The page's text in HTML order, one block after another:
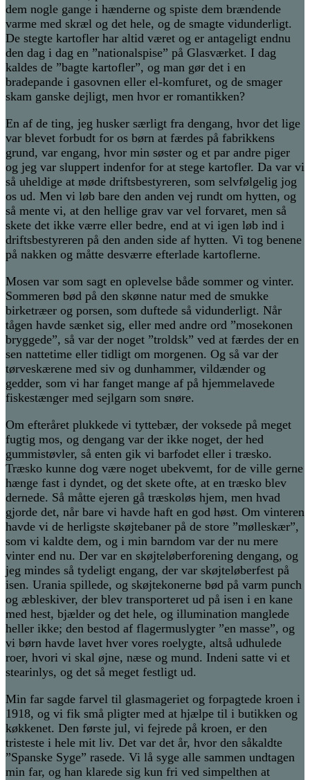
dem nogle gange i hænderne og spiste dem brændende
varme med skræl og det hele, og de smagte vidunderligt.
De stegte kartofler har altid været og er antageligt endnu
den dag i dag en ”nationalspise” på Glasværket. I dag
kaldes de ”bagte kartofler”, og man gør det i en
bradepande i gasovnen eller el-komfuret, og de smager
skam ganske dejligt, men hvor er romantikken?
En af de ting, jeg husker særligt fra dengang, hvor det lige
var blevet forbudt for os børn at færdes på fabrikkens
grund, var engang, hvor min søster og et par andre piger
og jeg var sluppert indenfor for at stege kartofler. Da var vi
så uheldige at møde driftsbestyreren, som selvfølgelig jog
os ud. Men vi løb bare den anden vej rundt om hytten, og
så mente vi, at den hellige grav var vel forvaret, men så
skete det ikke værre eller bedre, end at vi igen løb ind i
driftsbestyreren på den anden side af hytten. Vi tog benene
på nakken og måtte desværre efterlade kartoflerne.
Mosen var som sagt en oplevelse både sommer og vinter.
Sommeren bød på den skønne natur med de smukke
birketræer og porsen, som duftede så vidunderligt. Når
tågen havde sænket sig, eller med andre ord ”mosekonen
bryggede”, så var der noget ”troldsk” ved at færdes der en
sen nattetime eller tidligt om morgenen. Og så var der
tørveskærene med siv og dunhammer, vildænder og
gedder, som vi har fanget mange af på hjemmelavede
fiskestænger med sejlgarn som snøre.
Om efteråret plukkede vi tyttebær, der voksede på meget
fugtig mos, og dengang var der ikke noget, der hed
gummistøvler, så enten gik vi barfodet eller i træsko.
Træsko kunne dog være noget ubekvemt, for de ville gerne
hænge fast i dyndet, og det skete ofte, at en træsko blev
dernede. Så måtte ejeren gå træskoløs hjem, men hvad
gjorde det, når bare vi havde haft en god høst. Om vinteren
havde vi de herligste skøjtebaner på de store ”mølleskær”,
som vi kaldte dem, og i min barndom var der nu mere
vinter end nu. Der var en skøjteløberforening dengang, og
jeg mindes så tydeligt engang, der var skøjteløberfest på
isen. Urania spillede, og skøjtekonerne bød på varm punch
og æbleskiver, der blev transporteret ud på isen i en kane
med hest, bjælder og det hele, og illumination manglede
heller ikke; den bestod af flagermuslygter ”en masse”, og
vi børn havde lavet hver vores roelygte, altså udhulede
roer, hvori vi skal øjne, næse og mund. Indeni satte vi et
stearinlys, og det så meget festligt ud.
Min far sagde farvel til glasmageriet og forpagtede kroen i
1918, og vi fik små pligter med at hjælpe til i butikken og
køkkenet. Den første jul, vi fejrede på kroen, er den
tristeste i hele mit liv. Det var det år, hvor den såkaldte
”Spanske Syge” rasede. Vi lå syge alle sammen undtagen
min far, og han klarede sig kun fri ved simpelthen at